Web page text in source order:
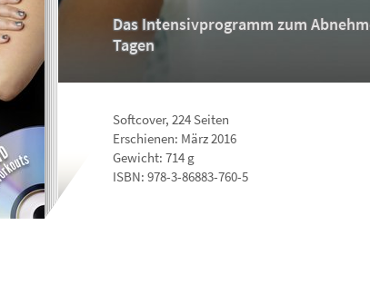
Das Intensivprogramm zum
Tagen
Softcover, 224 Seiten
Erschienen: März 2016
Gewicht: 714 g
ISBN: 978-3-86883-760-5